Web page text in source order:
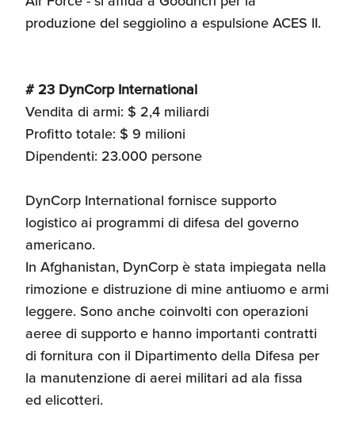
produzione del seggiolino a espulsione ACES II.
# 23 DynCorp International
Vendita di armi: $ 2,4 miliardi
Profitto totale: $ 9 milioni
Dipendenti: 23.000 persone
DynCorp International fornisce supporto
logistico ai programmi di difesa del governo
americano.
In Afghanistan, DynCorp è stata impiegata nella
rimozione e distruzione di mine antiuomo e armi
leggere. Sono anche coinvolti con operazioni
aeree di supporto e hanno importanti contratti
di fornitura con il Dipartimento della Difesa per
la manutenzione di aerei militari ad ala fissa
ed elicotteri.